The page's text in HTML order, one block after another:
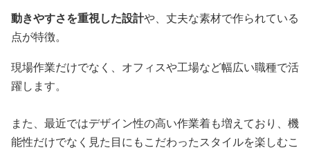
動きやすさを重視した設計や、丈夫な素材で作られている
点が特徴。
現場作業だけでなく、オフィスや工場など幅広い職種で活
躍します。
また、最近ではデザイン性の高い作業着も増えており、機
能性だけでなく見た目にもこだわったスタイルを楽しむこ